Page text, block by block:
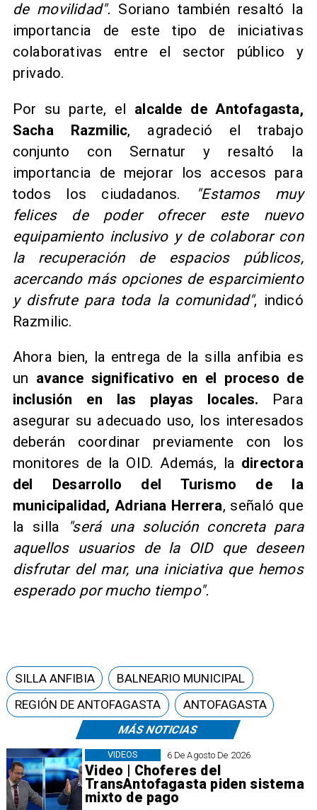
de movilidad". Soriano también resaltó la
importancia de este tipo de iniciativas
colaborativas entre el sector público y
privado.
Por su parte, el alcalde de Antofagasta,
Sacha Razmilic, agradeció el trabajo
conjunto con Sernatur y resaltó la
importancia de mejorar los accesos para
todos los ciudadanos.
"Estamos muy
felices de poder ofrecer este nuevo
equipamiento inclusivo y de colaborar con
la recuperación de espacios públicos,
acercando más opciones de esparcimiento
y disfrute para toda la comunidad", indicó
Razmilic.
Ahora bien, la entrega de la silla anfibia es
un avance significativo en el proceso de
inclusión en las playas locales. Para
asegurar su adecuado uso, los interesados
deberán coordinar previamente con los
monitores de la OID. Además, la directora
del Desarrollo del Turismo de la
municipalidad, Adriana Herrera, señaló que
la silla
"será una solución concreta para
aquellos usuarios de la OID que deseen
disfrutar del mar, una iniciativa que hemos
esperado por mucho tiempo".
MÁS NOTICIAS
6 De Agosto De 2026
Video | Choferes del
TransAntofagasta piden sistema
mixto de pago
VIDEOS
SILLA ANFIBIA
BALNEARIO MUNICIPAL
REGIÓN DE ANTOFAGASTA
ANTOFAGASTA